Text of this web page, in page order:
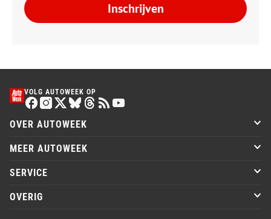
Inschrijven
VOLG AUTOWEEK OP
OVER AUTOWEEK
MEER AUTOWEEK
SERVICE
OVERIG